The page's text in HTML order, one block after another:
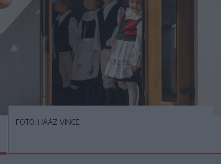
FOTÓ: HAÁZ VINCE